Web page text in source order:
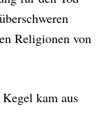
Religionen von
kam aus